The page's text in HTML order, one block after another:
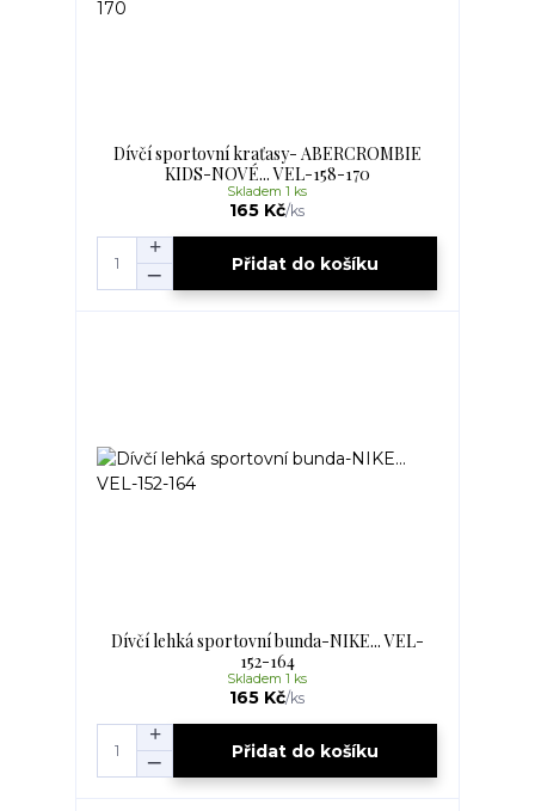
Dívčí sportovní kraťasy- ABERCROMBIE
KIDS-NOVÉ... VEL-158-170
165 Kč/ks
Skladem 1 ks
Přidat do košíku
Dívčí lehká sportovní bunda-NIKE... VEL-
152-164
165 Kč/ks
Skladem 1 ks
Přidat do košíku